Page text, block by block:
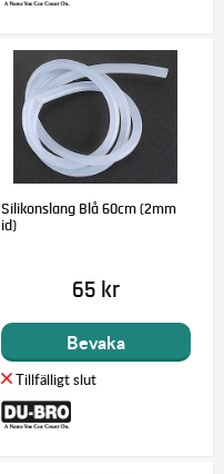
Silikonslang Blå 60cm (2mm
id)
65 kr
Bevaka